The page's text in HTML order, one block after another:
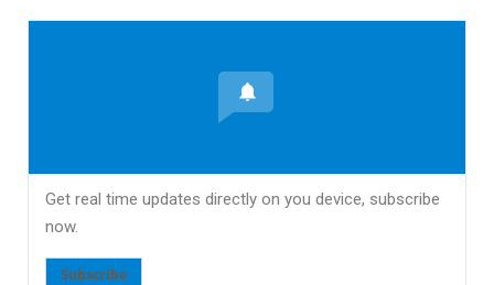
Get real time updates directly on you device, subscribe
now.
Subscribe